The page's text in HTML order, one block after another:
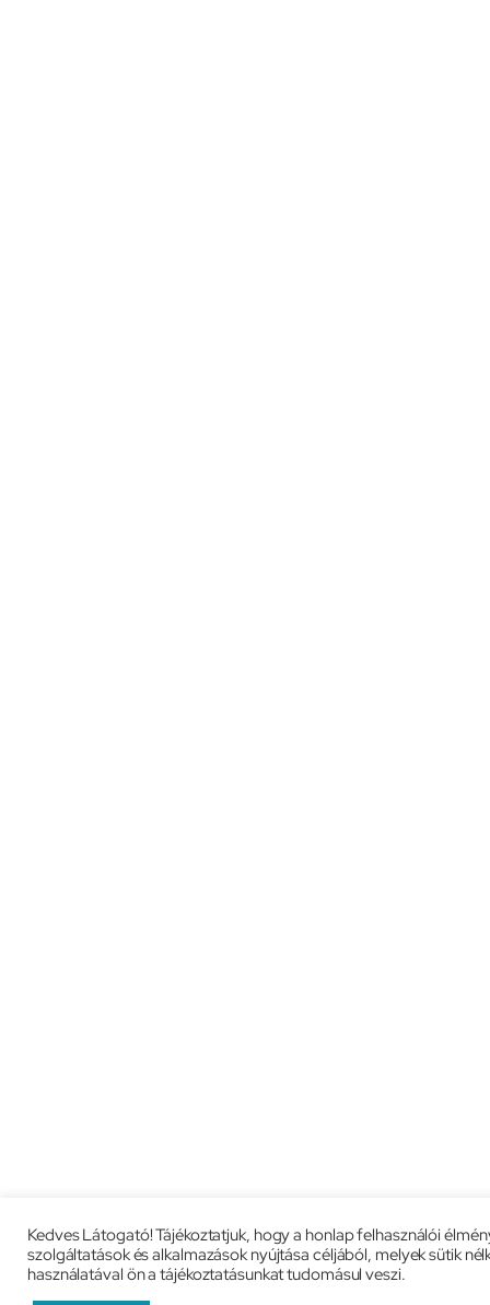
Kedves Látogató! Tájékoztatjuk, hogy a honlap felhasználói
szolgáltatások és alkalmazások nyújtása céljából, melyek sütik
használatával ön a tájékoztatásunkat tudomásul veszi.